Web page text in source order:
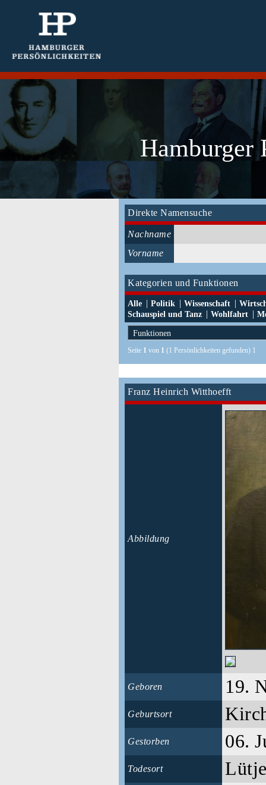
Hamburger
Direkte Namensuche
Nachname
Vorname
Kategorien und Funktionen
Alle | Politik | Wissenschaft |
Schauspiel und Tanz | Wohlfahrt |
Seite 1 von 1 (1 Persönlichkeiten gefunden) 1
Franz Heinrich Witthoefft
Abbildung
Geboren 19.
Geburtsort
Gestorben 06.
Todesort